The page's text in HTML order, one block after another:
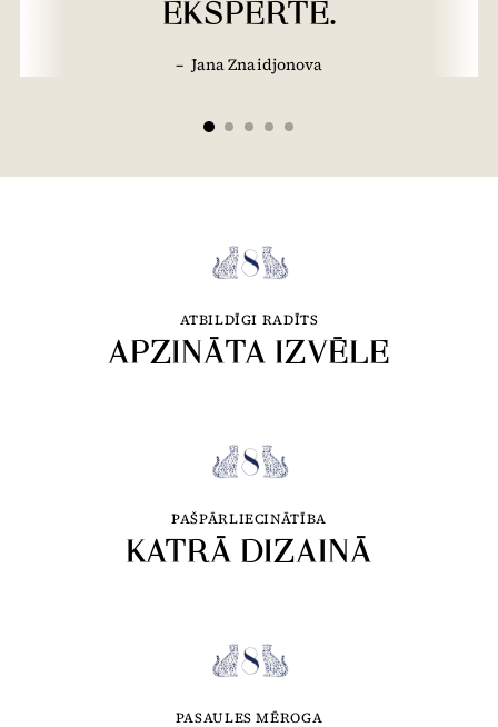
EKSPERTE.
– Jana Znaidjonova
ATBILDĪGI RADĪTS
APZINĀTA IZVĒLE
PAŠPĀRLIECINĀTĪBA
KATRĀ DIZAINĀ
PASAULES MĒROGA